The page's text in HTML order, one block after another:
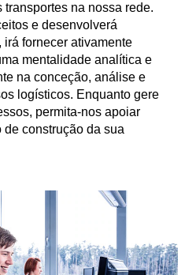
transportes na nossa rede.
e desenvolverá
fornecer ativamente
mentalidade analítica e
na conceção, análise e
logísticos. Enquanto gere
permita-nos apoiar
construção da sua